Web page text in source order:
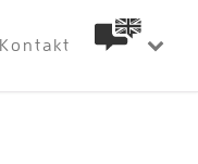
Kontakt